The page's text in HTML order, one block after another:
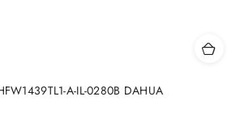
A-IL-0280B DAHUA